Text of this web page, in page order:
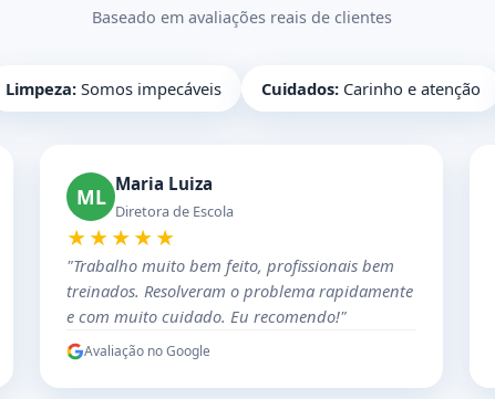
Baseado em avaliações reais de clientes
Limpeza: Somos impecáveis Cuidados: Carinho e atenção
ML Maria Luiza
Diretora de Escola
★★★★★
"Trabalho muito bem feito, profissionais bem
treinados. Resolveram o problema rapidamente
e com muito cuidado. Eu recomendo!"
Avaliação no Google